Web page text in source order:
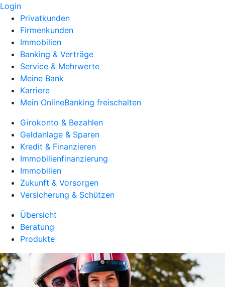
Login
Privatkunden
Firmenkunden
Immobilien
Banking & Verträge
Service & Mehrwerte
Meine Bank
Karriere
Mein OnlineBanking freischalten
Girokonto & Bezahlen
Geldanlage & Sparen
Kredit & Finanzieren
Immobilienfinanzierung
Immobilien
Zukunft & Vorsorgen
Versicherung & Schützen
Übersicht
Beratung
Produkte